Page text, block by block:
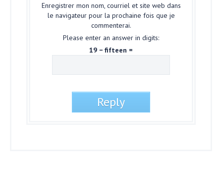
Enregistrer mon nom, courriel et site web dans
le navigateur pour la prochaine fois que je
commenterai.
Please enter an answer in digits:
19 − fifteen =